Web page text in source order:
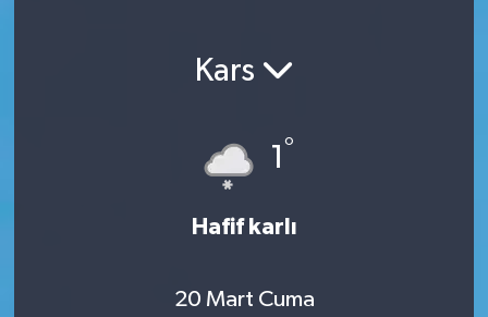
Kars
1 °
Hafif karlı
20 Mart Cuma